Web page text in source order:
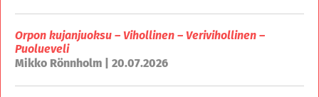
Orpon kujanjuoksu – Vihollinen – Verivihollinen –
Puolueveli
Mikko Rönnholm | 20.07.2026